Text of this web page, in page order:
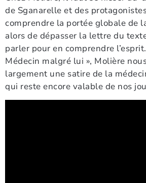
de Sganarelle et des
comprendre la portée globale de
alors de dépasser la lettre du
parler pour en comprendre
Médecin malgré lui », Molière
largement une satire de la
qui reste encore valable de nos